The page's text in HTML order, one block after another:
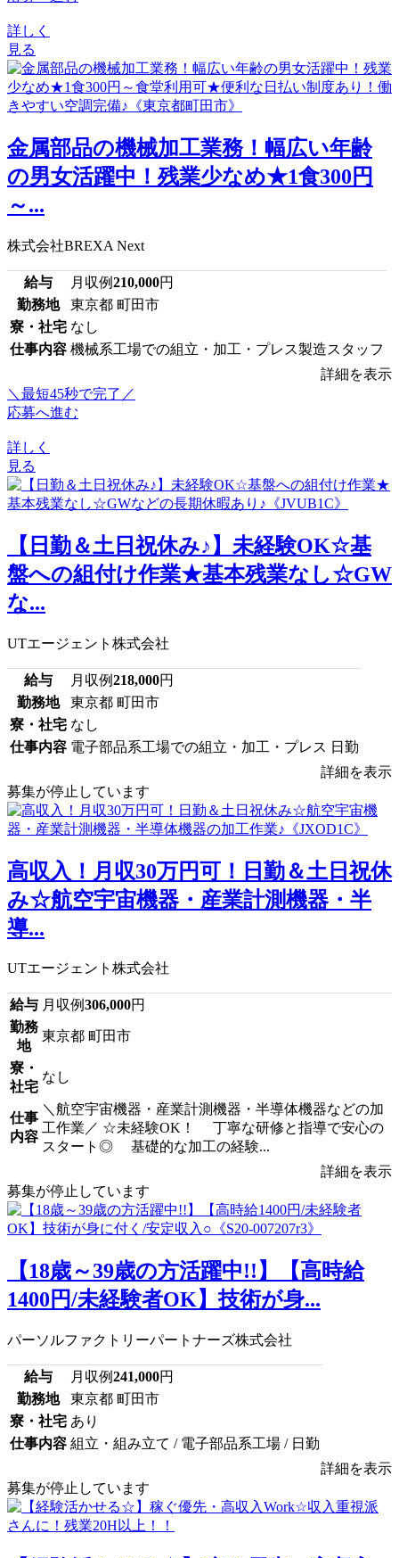
詳しく
見る
金属部品の機械加工業務！幅広い年齢
の男女活躍中！残業少なめ★1食300円
～...
株式会社BREXA Next
給与 月収例210,000円
勤務地
東京都 町田市
寮・社宅 なし
仕事内容 機械系工場での組立・加工・プレス製造スタッフ
詳細を表示
＼最短45秒で完了／
応募へ進む
詳しく
見る
【日勤＆土日祝休み♪】未経験OK☆基
盤への組付け作業★基本残業なし☆GW
な...
UTエージェント株式会社
給与 月収例218,000円
勤務地
東京都 町田市
寮・社宅 なし
仕事内容 電子部品系工場での組立・加工・プレス 日勤
詳細を表示
募集が停止しています
高収入！月収30万円可！日勤＆土日祝休
み☆航空宇宙機器・産業計測機器・半
導...
UTエージェント株式会社
給与 月収例306,000円
勤務
地
東京都 町田市
寮・
社宅
なし
仕事
内容
＼航空宇宙機器・産業計測機器・半導体機器などの加
工作業／ ☆未経験OK！ 丁寧な研修と指導で安心の
スタート◎ 基礎的な加工の経験...
詳細を表示
募集が停止しています
【18歳～39歳の方活躍中!!】【高時給
1400円/未経験者OK】技術が身...
パーソルファクトリーパートナーズ株式会社
給与 月収例241,000円
勤務地
東京都 町田市
寮・社宅 あり
仕事内容 組立・組み立て / 電子部品系工場 / 日勤
詳細を表示
募集が停止しています